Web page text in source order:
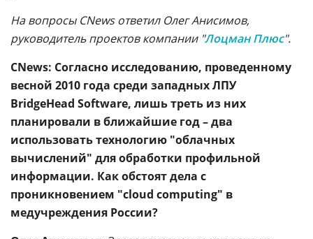
На вопросы CNews ответил Олег Анисимов,
руководитель проектов компании "Лоцман Плюс".
CNews: Согласно исследованию, проведенному
весной 2010 года среди западных ЛПУ
BridgeHead Software, лишь треть из них
планировали в ближайшие год – два
использовать технологию "облачных
вычислений" для обработки профильной
информации. Как обстоят дела с
проникновением "сloud computing" в
медучреждения России?